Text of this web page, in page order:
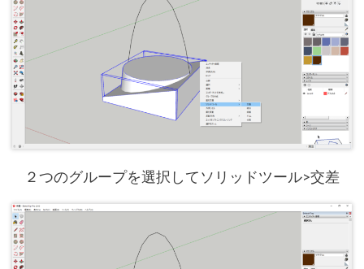
２つのグループを選択してソリッドツール>交差